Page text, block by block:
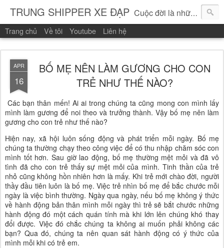
TRUNG SHIPPER XE ĐẠP Cuộc đời là những vòng quay!
Trang chủ Về tôi Youtube Liên hệ
APR
16
BỐ MẸ NÊN LÀM GƯƠNG CHO CON
TRẺ NHƯ THẾ NÀO?
Các bạn thân mến! Ai ai trong chúng ta cũng mong con mình lấy
mình làm gương để noi theo và trưởng thành. Vậy bố mẹ nên làm
gương cho con trẻ như thế nào?
Hiện nay, xã hội luôn sống động và phát triển mỗi ngày. Bố mẹ
chúng ta thường chạy theo công việc để có thu nhập chăm sóc con
mình tốt hơn. Sau giờ lao động, bố mẹ thường mệt mỏi và đã vô
tình đã cho con trẻ thấy sự mệt mỏi của mình. Tinh thần của trẻ
nhỏ cũng không hồn nhiên hơn là mấy. Khi trẻ mới chào đời, người
thầy đầu tiên luôn là bố mẹ. Việc trẻ nhìn bố mẹ để bắc chước mỗi
ngày là việc bình thường. Ngày qua ngày, nếu bố mẹ không ý thức
về hành động bản thân mình mỗi ngày thì trẻ sẽ bắt chước những
hành động đó một cách quán tính mà khi lớn lên chúng khó thay
đổi được. Việc đó chắc chúng ta không ai muốn phải không các
bạn? Qua đó, chúng ta nên quan sát hành động có ý thức của
mình mỗi khi có trẻ em.